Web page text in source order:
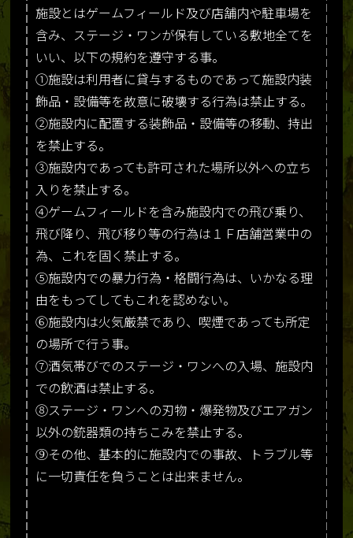
施設とはゲームフィールド及び店舗内や駐車場を
含み、ステージ・ワンが保有している敷地全てを
いい、以下の規約を遵守する事。
①施設は利用者に貸与するものであって施設内装
飾品・設備等を故意に破壊する行為は禁止する。
②施設内に配置する装飾品・設備等の移動、持出
を禁止する。
③施設内であっても許可された場所以外への立ち
入りを禁止する。
④ゲームフィールドを含み施設内での飛び乗り、
飛び降り、飛び移り等の行為は１Ｆ店舗営業中の
為、これを固く禁止する。
⑤施設内での暴力行為・格闘行為は、いかなる理
由をもってしてもこれを認めない。
⑥施設内は火気厳禁であり、喫煙であっても所定
の場所で行う事。
⑦酒気帯びでのステージ・ワンへの入場、施設内
での飲酒は禁止する。
⑧ステージ・ワンへの刃物・爆発物及びエアガン
以外の銃器類の持ちこみを禁止する。
⑨その他、基本的に施設内での事故、トラブル等
に一切責任を負うことは出来ません。